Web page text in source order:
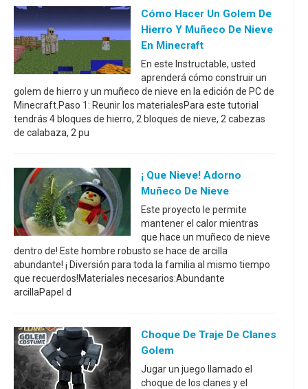
Cómo Hacer Un Golem De
Hierro Y Muñeco De Nieve
En Minecraft
En este Instructable, usted
aprenderá cómo construir un
golem de hierro y un muñeco de nieve en la edición de PC de
Minecraft.Paso 1: Reunir los materialesPara este tutorial
tendrás 4 bloques de hierro, 2 bloques de nieve, 2 cabezas
de calabaza, 2 pu
¡ Que Nieve! Adorno
Muñeco De Nieve
Este proyecto le permite
mantener el calor mientras
que hace un muñeco de nieve
dentro de! Este hombre robusto se hace de arcilla
abundante! ¡ Diversión para toda la familia al mismo tiempo
que recuerdos!Materiales necesarios:Abundante
arcillaPapel d
Choque De Traje De Clanes
Golem
Jugar un juego llamado el
choque de los clanes y el